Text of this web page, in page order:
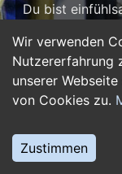
Wir verwenden
Nutzererfahrung
unserer
von Cookies zu.
Zustimmen
Du bist
Beruf machen?
findest du
hin zu